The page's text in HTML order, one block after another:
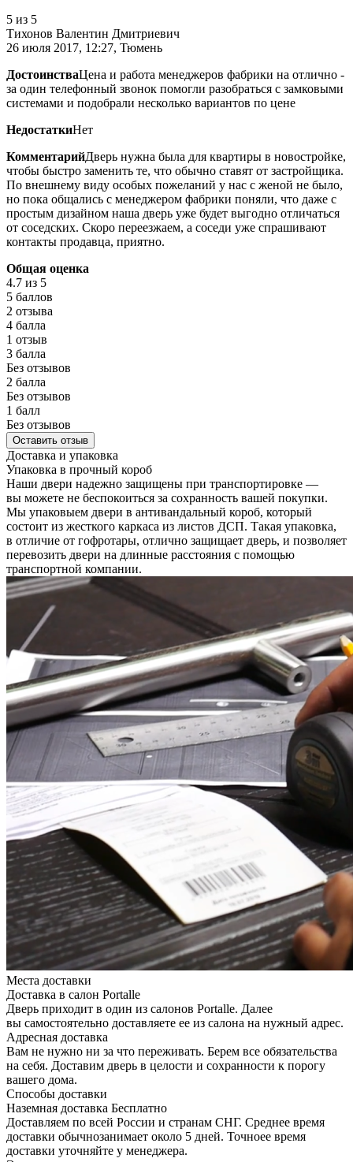
5 из 5
Тихонов Валентин Дмитриевич
26 июля 2017, 12:27, Тюмень
ДостоинстваЦена и работа менеджеров фабрики на отлично -
за один телефонный звонок помогли разобраться с замковыми
системами и подобрали несколько вариантов по цене
НедостаткиНет
КомментарийДверь нужна была для квартиры в новостройке,
чтобы быстро заменить те, что обычно ставят от застройщика.
По внешнему виду особых пожеланий у нас с женой не было,
но пока общались с менеджером фабрики поняли, что даже с
простым дизайном наша дверь уже будет выгодно отличаться
от соседских. Скоро переезжаем, а соседи уже спрашивают
контакты продавца, приятно.
Общая оценка
4.7 из 5
5 баллов
2 отзыва
4 балла
1 отзыв
3 балла
Без отзывов
2 балла
Без отзывов
1 балл
Без отзывов
Оставить отзыв
Доставка и упаковка
Упаковка в прочный короб
Наши двери надежно защищены при транспортировке —
вы можете не беспокоиться за сохранность вашей покупки.
Мы упаковыем двери в антивандальный короб, который
состоит из жесткого каркаса из листов ДСП. Такая упаковка,
в отличие от гофротары, отлично защищает дверь, и позволяет
перевозить двери на длинные расстояния с помощью
транспортной компании.
Места доставки
Доставка в салон Portalle
Дверь приходит в один из салонов Portalle. Далее
вы самостоятельно доставляете ее из салона на нужный адрес.
Адресная доставка
Вам не нужно ни за что переживать. Берем все обязательства
на себя. Доставим дверь в целости и сохранности к порогу
вашего дома.
Способы доставки
Наземная доставка Бесплатно
Доставляем по всей России и странам СНГ. Среднее время
доставки обычнозанимает около 5 дней. Точноее время
доставки уточняйте у менеджера.